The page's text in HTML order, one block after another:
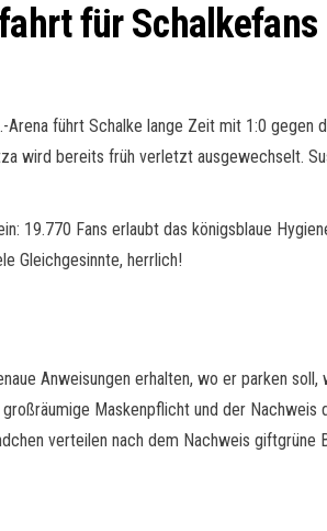
für Schalkefans
führt Schalke lange Zeit mit 1:0 gegen
wird bereits früh verletzt ausgewechselt.
19.770 Fans erlaubt das königsblaue
Gleichgesinnte, herrlich!
Anweisungen erhalten, wo er parken soll,
Maskenpflicht und der Nachweis
verteilen nach dem Nachweis giftgrüne